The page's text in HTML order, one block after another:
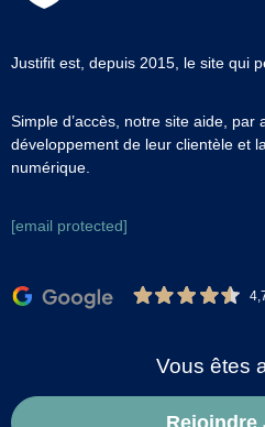
Justifit est, depuis 2015, le site qui
Simple d’accès, notre site aide, par
développement de leur clientèle et
numérique.
[email protected]
Vous êtes
Rejoindre